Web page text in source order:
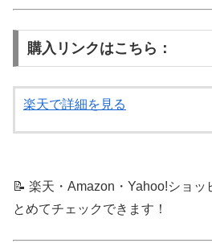
購入リンクはこちら：
楽天で詳細を見る
📝 楽天・Amazon・Yahoo!ショッ
とめてチェックできます！